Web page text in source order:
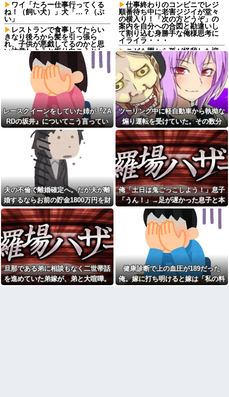
ワイ「たろー仕事行ってくる
ね！（飼い犬）」犬「…？（ぷ
い」
レストランで食事してたらい
きなり後ろから髪を引っ張ら
れ、子供が悪戯してるのかと思
い注意しようと振り向こうとし
たら耳元でハサミの音がした！
妙に頭が軽くなったと思った
長男嫁が「お姉ちゃん助け
て」と電話してきた。バカトメ
が、雪の中うちの息子に会いに
来ようとしたらしく...
息子に『葵』と名付けたら、
初対面では必ず女の子だと思わ
れる。同じ名前でも避けられな
かった勘違いとは…
【衝撃】クロちゃん、とち狂
ったツイートをする←コレ言う
ほどおかしいか？？？？？？
【衝撃】広末涼子さんが地上
波にスピード復帰できる理由←
コレ、誰にも分からない模様w w
w w w w w w
【悲報】ゲーム配信者さん、
家賃8万円の部屋で深夜配信→管
理会社から厳重注意されてお気
持ち表明ｗｗｗ
【悲報】熊本避難所の皆様
「パンばっかり。飽き飽きして
る」
【画像】ワイの会社の女さ
ん、『コレ』を強調し過ぎて完
全にあたしこ枠を狙ってるんだ
がw w w w w w w w w w w w
仕事終わりのコンビニでレジ
順番待ち中に老害ジジイが堂々
の横入り！「次の方どうぞ」の
案内を自分への合図と勘違いし
て割り込む身勝手な俺様思考に
イライラ・・・
こども園から孫が怪我した迎
えにと連絡あり。石をどかして
ミミズ集め足の上に石を落とし
たそうな
Ａちゃんママは遊園地や水族
館が大嫌い。夏休みのお出かけ
先はおばあちゃんちだけ。私の
母「可哀想。孫ちゃんと一緒に
ＴＤＬに連れて行ってあげた
い」→Ａママに烈火の如くキレ
られた
【朗報】鈴木奈々、今が最も
巨乳とのこと(画像あり)
【悲報】 飛行機のパイロッ
トさん、「駅弁」を食べている
ことがバレる……
3人姉妹で育ってきて、彼氏か
ら子供まで何となく格付けし合
って競い合って生きてきた私。
私(女同士ってそんなもんだ)とこ
ろが、義妹が全く今までのパタ
ーンと違う子で…
こども園から孫が怪我した迎
えにと連絡あり。石をどかして
ミミズ集め足の上に石を落とし
俺「土日は鬼ごっこしよ
う！」息子「うん！」→足が遅
かった息子と本気で遊び続けた
10年後…
レースクイーンをしていた姉が『ZA
RDの坂井』についてこう言ってい
た
ツーリング中に軽自動車から執拗な
煽り運転を受けていた。その数分
後、思わぬ結末を目撃することにな
り…
夫の不倫で離婚確定へ。だが夫が離
婚するならお前の貯金1800万円を財
産分与しろ」と言い出した
俺「土日は鬼ごっこしよう！」息子
「うん！」→足が遅かった息子と本
気で遊び続けた10年後…
旦那である弟に相談もなく二世帯話
を進めていた弟嫁が、弟と大喧嘩。
健康診断で上の血圧が189だった
俺。嫁に打ち明けると嫁は「私の料